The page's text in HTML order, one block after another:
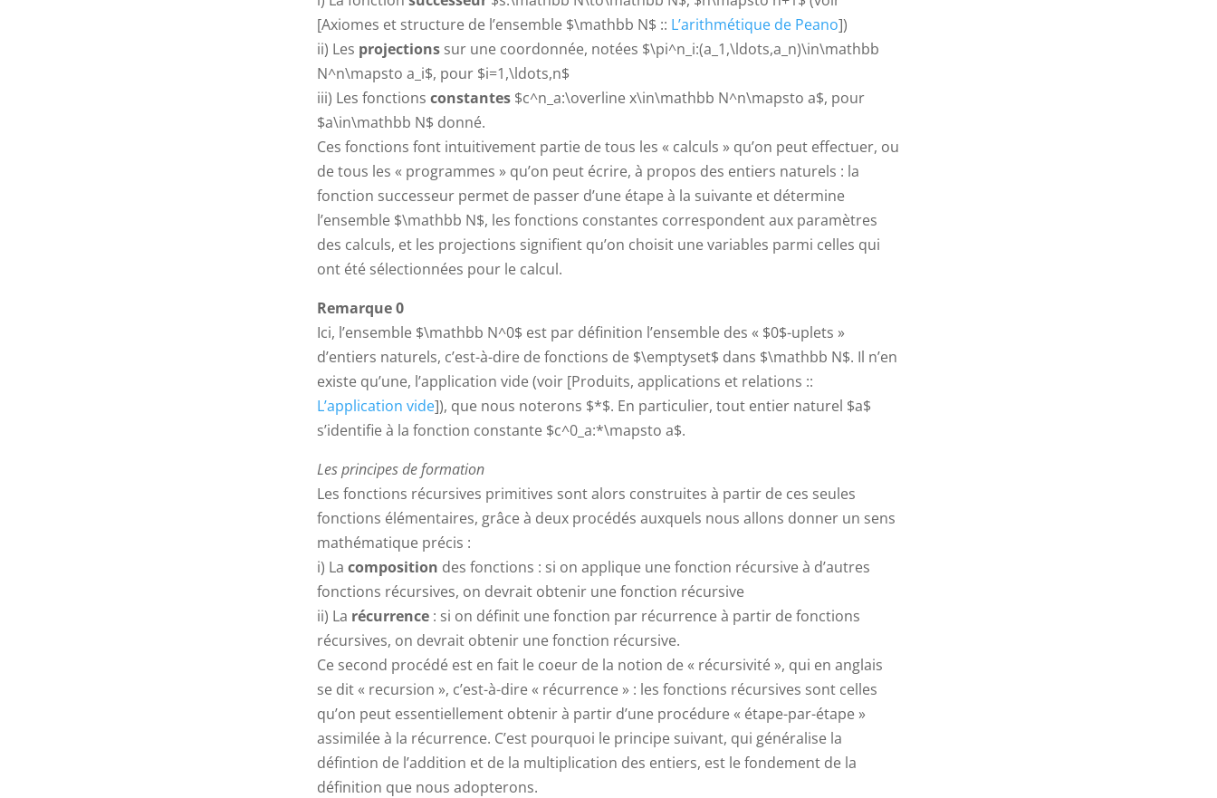
[Axiomes et structure de l’ensemble $\mathbb N$ :: L’arithmétique de Peano])
ii) Les projections sur une coordonnée, notées $\pi^n_i:(a_1,\ldots,a_n)\in\mathbb
N^n\mapsto a_i$, pour $i=1,\ldots,n$
iii) Les fonctions constantes $c^n_a:\overline x\in\mathbb N^n\mapsto a$, pour
$a\in\mathbb N$ donné.
Ces fonctions font intuitivement partie de tous les « calculs » qu’on peut effectuer, ou
de tous les « programmes » qu’on peut écrire, à propos des entiers naturels : la
fonction successeur permet de passer d’une étape à la suivante et détermine
l’ensemble $\mathbb N$, les fonctions constantes correspondent aux paramètres
des calculs, et les projections signifient qu’on choisit une variables parmi celles qui
ont été sélectionnées pour le calcul.
Remarque 0
Ici, l’ensemble $\mathbb N^0$ est par définition l’ensemble des « $0$-uplets »
d’entiers naturels, c’est-à-dire de fonctions de $\emptyset$ dans $\mathbb N$. Il n’en
existe qu’une, l’application vide (voir [Produits, applications et relations ::
L’application vide]), que nous noterons $*$. En particulier, tout entier naturel $a$
s’identifie à la fonction constante $c^0_a:*\mapsto a$.
Les principes de formation
Les fonctions récursives primitives sont alors construites à partir de ces seules
fonctions élémentaires, grâce à deux procédés auxquels nous allons donner un sens
mathématique précis :
i) La composition des fonctions : si on applique une fonction récursive à d’autres
fonctions récursives, on devrait obtenir une fonction récursive
ii) La récurrence : si on définit une fonction par récurrence à partir de fonctions
récursives, on devrait obtenir une fonction récursive.
Ce second procédé est en fait le coeur de la notion de « récursivité », qui en anglais
se dit « recursion », c’est-à-dire « récurrence » : les fonctions récursives sont celles
qu’on peut essentiellement obtenir à partir d’une procédure « étape-par-étape »
assimilée à la récurrence. C’est pourquoi le principe suivant, qui généralise la
défintion de l’addition et de la multiplication des entiers, est le fondement de la
définition que nous adopterons.